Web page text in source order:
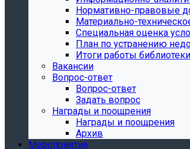
Нормативно-правовые
Материально-
Специальная оценка
План по устранению
Итоги работы библиотеки
Вакансии
Вопрос-ответ
Вопрос-ответ
Задать вопрос
Награды и поощрения
Награды и поощрения
Архив
Мероприятия